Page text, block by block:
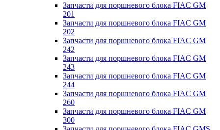
Запчасти для поршневого блока FIAC GM
201
Запчасти для поршневого блока FIAC GM
202
Запчасти для поршневого блока FIAC GM
242
Запчасти для поршневого блока FIAC GM
243
Запчасти для поршневого блока FIAC GM
244
Запчасти для поршневого блока FIAC GM
260
Запчасти для поршневого блока FIAC GM
300